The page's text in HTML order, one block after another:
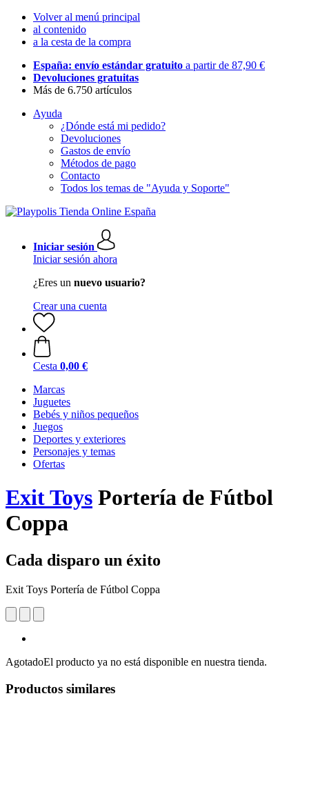
Volver al menú principal
al contenido
a la cesta de la compra
España: envío estándar gratuito a partir de 87,90 €
Devoluciones gratuitas
Más de 6.750 artículos
Ayuda
¿Dónde está mi pedido?
Devoluciones
Gastos de envío
Métodos de pago
Contacto
Todos los temas de "Ayuda y Soporte"
Iniciar sesión
Iniciar sesión ahora
¿Eres un nuevo usuario?
Crear una cuenta
Cesta 0,00 €
Marcas
Juguetes
Bebés y niños pequeños
Juegos
Deportes y exteriores
Personajes y temas
Ofertas
Exit Toys Portería de Fútbol
Coppa
Cada disparo un éxito
Exit Toys Portería de Fútbol Coppa
AgotadoEl producto ya no está disponible en nuestra tienda.
Productos similares